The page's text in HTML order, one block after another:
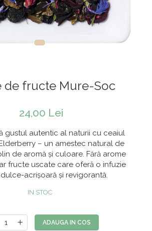
de fructe Mure-Soc
24,00 Lei
gustul autentic al naturii cu ceaiul
– un amestec natural de
de aromă și culoare. Fără arome
fructe uscate care oferă o infuzie
dulce-acrișoară și revigorantă.
IN STOC
ADAUGA IN COS